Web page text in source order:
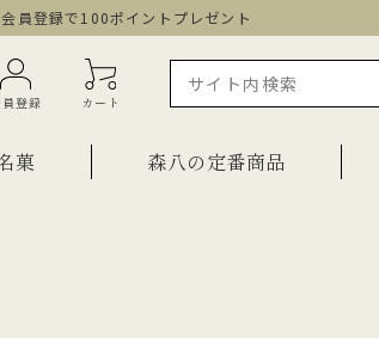
員登録で100ポイントプレゼント
員登録 カート
商品
菓 森八の定番商品